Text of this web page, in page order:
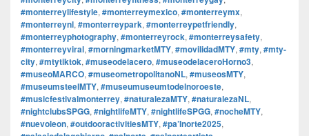
#monterreylifestyle, #monterreymexico, #monterreymx,
#monterreynl, #monterreypark, #monterreypetfriendly,
#monterreyphotography, #monterreyrock, #monterreysafety,
#monterreyviral, #morningmarketMTY, #movilidadMTY, #mty, #mty-
city, #mtytiktok, #museodelacero, #museodelaceroHorno3,
#museoMARCO, #museometropolitanoNL, #museosMTY,
#museumsteelMTY, #museumuseumtodelnoroeste,
#musicfestivalmonterrey, #naturalezaMTY, #naturalezaNL,
#nightclubsSPGG, #nightlifeMTY, #nightlifeSPGG, #nocheMTY,
#nuevoleon, #outdooractivitiesMTY, #pa’lnorte2025,